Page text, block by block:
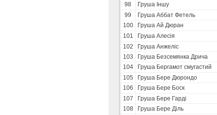
98
Груша Іншу
99
Груша Аббат Фетель
100
Груша Ай Дюран
101
Груша Алесія
102
Груша Анжеліс
103
Груша Безсемянка Дрича
104
Груша Бергамот смугастий
105
Груша Бере Дюрондо
106
Груша Бере Боск
107
Груша Бере Гарді
108
Груша Бере Діль